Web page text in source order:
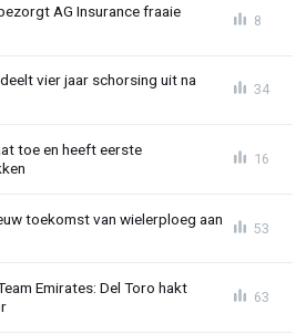
AG Insurance fraaie
8
vier jaar schorsing uit na
34
toe en heeft eerste
16
toekomst van wielerploeg aan
53
Emirates: Del Toro hakt
63